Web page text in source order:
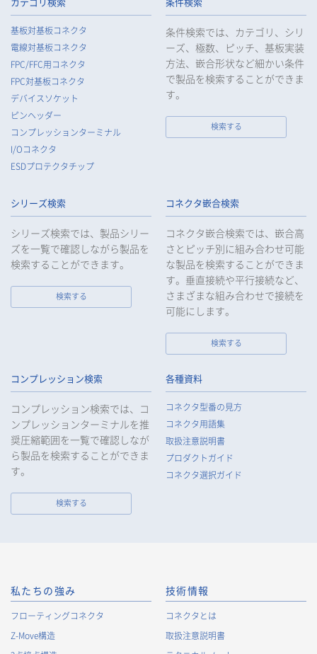
様等の個人データの安全管理が図られるよう必要かつ適切な監
督を行います。
当社は、法令で例外として定められている場合を除き、お客様
等の個人データをあらかじめ、ご本人の同意を得ることなく第
三者に提供することはいたしません。
当社は、法令で不要とされている場合を除き、第三者に個人デ
ータを提供したとき、又は受けたときは、法令で定められた確
認・記録義務を適正に履行いたします。
9. 当社は、個人情報の漏えい等の事故が発生した場合は、お客様
等の保護を最優先する考えのもと、被害を最小限にとどめるた
めに合理的な範囲で速やかに対応し、再発防止に向けた取り組
みを行います。
当社は、個人情報報保護のための管理体制および取り組みを継
続的に見直し、定期的に評価を実施し、その改善に努めてまい
ります。
個人情報の取得
当社は、当社サービスの提供にあたり、お客様等の氏名、住
所、電話番号、電子メールアドレス、勤務先情報（所属会社
名、所属部署名、役職、住所、電話（FAX）番号等）、性別、銀
行口座情報等の個人情報を取得します。当社は、適正に個人情
報を取得し、偽りその他不正の手段により取得することはいた
なお、当社は、Cookieおよびその他のトラッキング技術（例え
ばWebビーコン）を使用して、IPアドレス等の識別子を含む、
られる場合のCookie情報は、後掲及びCookieポリシーに従って
取り扱います。https://www.irisoele.com/jp/cookie/
2. 個人情報の利用目的
カテゴリ検索
基板対基板コネクタ
電線対基板コネクタ
FPC/FFC用コネクタ
FPC対基板コネクタ
デバイスソケット
ピンヘッダー
コンプレッションターミナル
I/Oコネクタ
ESDプロテクタチップ
条件検索
条件検索では、カテゴリ、シリ
ーズ、極数、ピッチ、基板実装
方法、嵌合形状など細かい条件
で製品を検索することができま
す。
検索する
シリーズ検索
シリーズ検索では、製品シリー
ズを一覧で確認しながら製品を
検索することができます。
検索する
コネクタ嵌合検索
コネクタ嵌合検索では、嵌合高
さとピッチ別に組み合わせ可能
な製品を検索することができま
す。垂直接続や平行接続など、
さまざまな組み合わせで接続を
可能にします。
検索する
コンプレッション検索
コンプレッション検索では、コ
ンプレッションターミナルを推
奨圧縮範囲を一覧で確認しなが
ら製品を検索することができま
す。
検索する
各種資料
コネクタ型番の見方
コネクタ用語集
取扱注意説明書
プロダクトガイド
コネクタ選択ガイド
私たちの強み
フローティングコネクタ
Z-Move構造
技術情報
コネクタとは
取扱注意説明書